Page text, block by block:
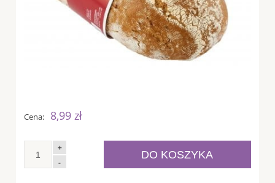
Cena: 8,99 zł
+
-
DO KOSZYKA